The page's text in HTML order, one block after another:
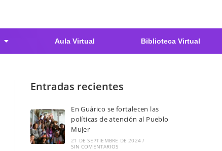
Aula Virtual Biblioteca Virtual
Entradas recientes
En Guárico se fortalecen las
políticas de atención al Pueblo
Mujer
21 DE SEPTIEMBRE DE 2024 /
SIN COMENTARIOS